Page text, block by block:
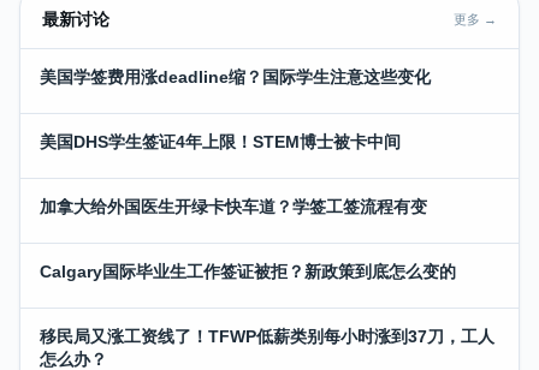
最新讨论 更多 →
美国学签费用涨deadline缩？国际学生注意这些变化
美国DHS学生签证4年上限！STEM博士被卡中间
加拿大给外国医生开绿卡快车道？学签工签流程有变
Calgary国际毕业生工作签证被拒？新政策到底怎么变的
移民局又涨工资线了！TFWP低薪类别每小时涨到37刀，工人
怎么办？